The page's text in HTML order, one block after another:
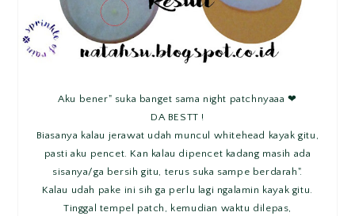
Aku bener" suka banget sama night patchnyaaa ❤
DA BESTT !
Biasanya kalau jerawat udah muncul whitehead kayak gitu,
pasti aku pencet. Kan kalau dipencet kadang masih ada
sisanya/ga bersih gitu, terus suka sampe berdarah".
Kalau udah pake ini sih ga perlu lagi ngalamin kayak gitu.
Tinggal tempel patch, kemudian waktu dilepas,